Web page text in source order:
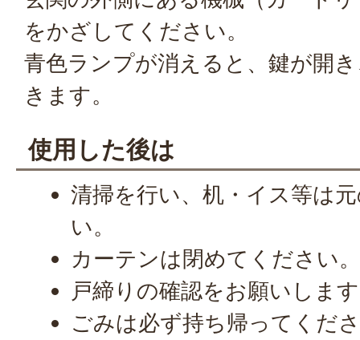
をかざしてください。
青色ランプが消えると、鍵が開
きます。
使用した後は
清掃を行い、机・イス等は
い。
カーテンは閉めてください
戸締りの確認をお願いしま
ごみは必ず持ち帰ってくだ